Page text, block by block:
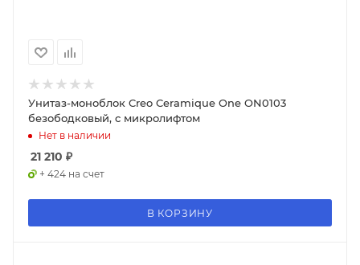
Унитаз-моноблок Creo Ceramique One ON0103
безободковый, с микролифтом
Нет в наличии
21 210 ₽
+ 424 на счет
В КОРЗИНУ